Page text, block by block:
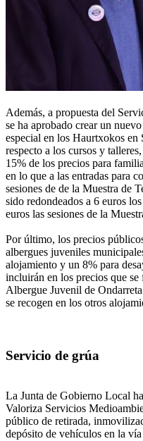
Además, a propuesta del
se ha aprobado crear un
especial en los Haurtxokos en
respecto a los cursos y
15% de los precios para
en lo que a las entradas para
sesiones de de la Muestra de
sido redondeados a 6 euros
euros las sesiones de la
Por último, los precios
albergues juveniles
alojamiento y un 8% para
incluirán en los precios que
Albergue Juvenil de
se recogen en los otros
Servicio de grúa
La Junta de Gobierno Local
Valoriza Servicios
público de retirada,
depósito de vehículos en la